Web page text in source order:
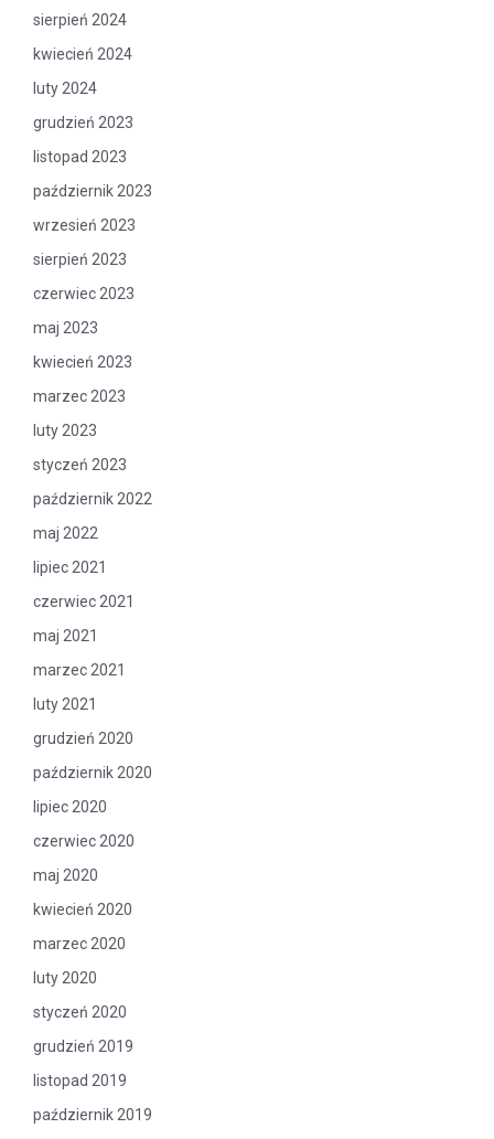
sierpień 2024
kwiecień 2024
luty 2024
grudzień 2023
listopad 2023
październik 2023
wrzesień 2023
sierpień 2023
czerwiec 2023
maj 2023
kwiecień 2023
marzec 2023
luty 2023
styczeń 2023
październik 2022
maj 2022
lipiec 2021
czerwiec 2021
maj 2021
marzec 2021
luty 2021
grudzień 2020
październik 2020
lipiec 2020
czerwiec 2020
maj 2020
kwiecień 2020
marzec 2020
luty 2020
styczeń 2020
grudzień 2019
listopad 2019
październik 2019